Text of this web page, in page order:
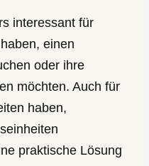
interessant für
einen
oder ihre
möchten. Auch für
haben,
praktische Lösung